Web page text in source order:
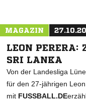
MAGAZIN
LEON PERERA:
SRI LANKA
Von der Landesliga
für den 27-jährigen
mit FUSSBALL.DE